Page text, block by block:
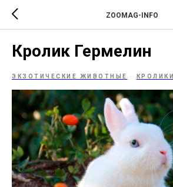
ZOOMAG-INFO
Кролик Гермелин
ЭКЗОТИЧЕСКИЕ ЖИВОТНЫЕ КРОЛИКИ